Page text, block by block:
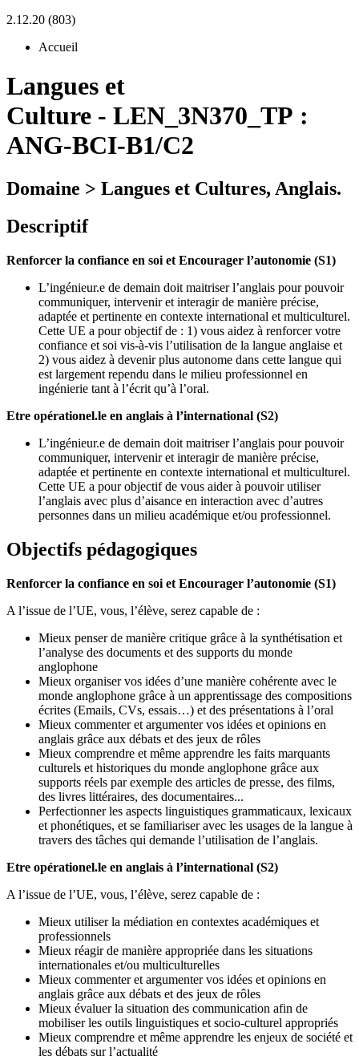
2.12.20 (803)
Accueil
Langues et
Culture - LEN_3N370_TP :
ANG-BCI-B1/C2
Domaine > Langues et Cultures, Anglais.
Descriptif
Renforcer la confiance en soi et Encourager l’autonomie (S1)
L’ingénieur.e de demain doit maitriser l’anglais pour pouvoir
communiquer, intervenir et interagir de manière précise,
adaptée et pertinente en contexte international et multiculturel.
Cette UE a pour objectif de : 1) vous aidez à renforcer votre
confiance et soi vis-à-vis l’utilisation de la langue anglaise et
2) vous aidez à devenir plus autonome dans cette langue qui
est largement rependu dans le milieu professionnel en
ingénierie tant à l’écrit qu’à l’oral.
Etre opérationel.le en anglais à l’international (S2)
L’ingénieur.e de demain doit maitriser l’anglais pour pouvoir
communiquer, intervenir et interagir de manière précise,
adaptée et pertinente en contexte international et multiculturel.
Cette UE a pour objectif de vous aider à pouvoir utiliser
l’anglais avec plus d’aisance en interaction avec d’autres
personnes dans un milieu académique et/ou professionnel.
Objectifs pédagogiques
Renforcer la confiance en soi et Encourager l’autonomie (S1)
A l’issue de l’UE, vous, l’élève, serez capable de :
Mieux penser de manière critique grâce à la synthétisation et
l’analyse des documents et des supports du monde
anglophone
Mieux organiser vos idées d’une manière cohérente avec le
monde anglophone grâce à un apprentissage des compositions
écrites (Emails, CVs, essais…) et des présentations à l’oral
Mieux commenter et argumenter vos idées et opinions en
anglais grâce aux débats et des jeux de rôles
Mieux comprendre et même apprendre les faits marquants
culturels et historiques du monde anglophone grâce aux
supports réels par exemple des articles de presse, des films,
des livres littéraires, des documentaires...
Perfectionner les aspects linguistiques grammaticaux, lexicaux
et phonétiques, et se familiariser avec les usages de la langue à
travers des tâches qui demande l’utilisation de l’anglais.
Etre opérationel.le en anglais à l’international (S2)
A l’issue de l’UE, vous, l’élève, serez capable de :
Mieux utiliser la médiation en contextes académiques et
professionnels
Mieux réagir de manière appropriée dans les situations
internationales et/ou multiculturelles
Mieux commenter et argumenter vos idées et opinions en
anglais grâce aux débats et des jeux de rôles
Mieux évaluer la situation des communication afin de
mobiliser les outils linguistiques et socio-culturel appropriés
Mieux comprendre et même apprendre les enjeux de société et
les débats sur l’actualité